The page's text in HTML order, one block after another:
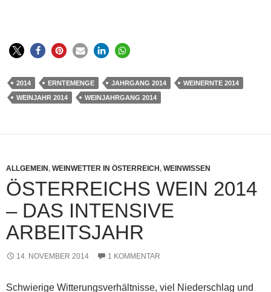
2014 ERNTEMENGE JAHRGANG 2014
WEINERNTE 2014
WEINJAHR 2014
WEINJAHRGANG 2014
ALLGEMEIN, WEINWETTER IN ÖSTERREICH, WEINWISSEN
ÖSTERREICHS WEIN 2014
– DAS INTENSIVE
ARBEITSJAHR
14. NOVEMBER 2014 1 KOMMENTAR
Schwierige Witterungsverhältnisse, viel Niederschlag und